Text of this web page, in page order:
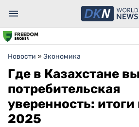
Новости » Экономика
Где в Казахстане
потребительская
уверенность: итоги
2025